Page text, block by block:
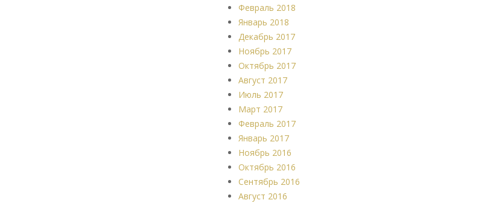
Февраль 2018
Январь 2018
Декабрь 2017
Ноябрь 2017
Октябрь 2017
Август 2017
Июль 2017
Март 2017
Февраль 2017
Январь 2017
Ноябрь 2016
Октябрь 2016
Сентябрь 2016
Август 2016